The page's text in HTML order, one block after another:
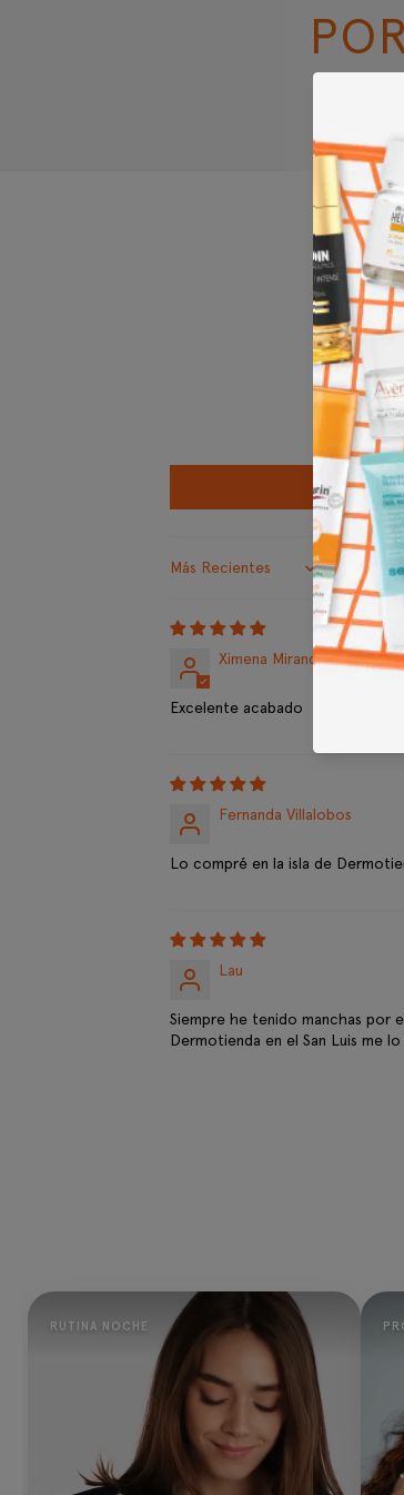
Sort by
Ximena Miranda
Excelente acabado
Fernanda Villalobos
Lo compré en la isla de
Lau
Siempre he tenido manchas por
Dermotienda en el San Luis me
RUTINA NOCHE